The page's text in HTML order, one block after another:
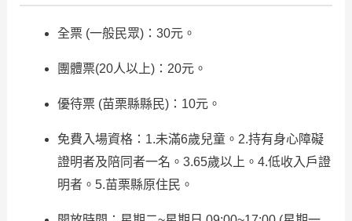
全票 (一般民眾)：30元。
團體票(20人以上)：20元。
優待票 (苗栗縣縣民)：10元。
免費入場資格：1.未滿6歲兒童。2.持有身心障礙
證明者及陪同者一名。3.65歲以上。4.低收入戶證
明者。5.苗栗縣原住民。